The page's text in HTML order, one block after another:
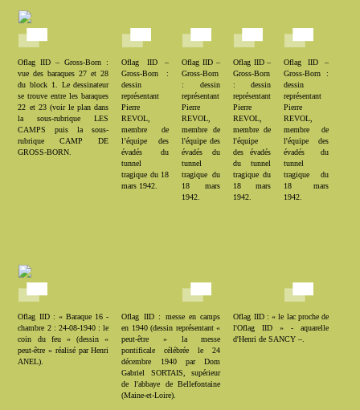
Oflag IID – Gross-Born :
vue des baraques 27 et 28
du block 1. Le dessinateur
se trouve entre les baraques
22 et 23 (voir le plan dans
la sous-rubrique LES
CAMPS puis la sous-
rubrique CAMP DE
GROSS-BORN.
Oflag IID –
Gross-Born :
dessin
représentant
Pierre
REVOL,
membre de
l’équipe des
évadés du
tunnel
tragique du 18
mars 1942.
Oflag IID –
Gross-Born
: dessin
représentant
Pierre
REVOL,
membre de
l'équipe des
évadés du
tunnel
tragique du
18 mars
1942.
Oflag IID –
Gross-Born
: dessin
représentant
Pierre
REVOL,
membre de
l'équipe
des évadés
du tunnel
tragique du
18 mars
1942.
Oflag IID –
Gross-Born :
dessin
représentant
Pierre
REVOL,
membre de
l'équipe des
évadés du
tunnel
tragique du
18 mars
1942.
Oflag IID : « Baraque 16 -
chambre 2 : 24-08-1940 : le
coin du feu » (dessin «
peut-être » réalisé par Henri
ANEL).
Oflag IID : messe en camps
en 1940 (dessin représentant «
peut-être » la messe
pontificale célébrée le 24
décembre 1940 par Dom
Gabriel SORTAIS, supérieur
de l'abbaye de Bellefontaine
(Maine-et-Loire).
Oflag IID : « le lac proche de
l'Oflag IID » - aquarelle
d'Henri de SANCY –.